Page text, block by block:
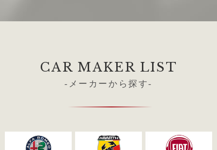
CAR MAKER LIST
-メーカーから探す-